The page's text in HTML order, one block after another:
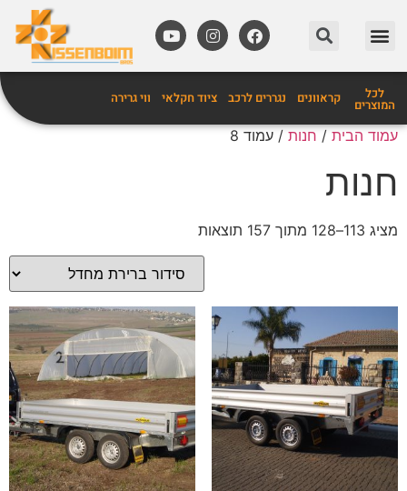
לכל
המוצרים קראוונים נגררים לרכב ציוד חקלאי ווי גרירה
עמוד הבית / חנות / עמוד 8
חנות
מציג 113–128 מתוך 157 תוצאות